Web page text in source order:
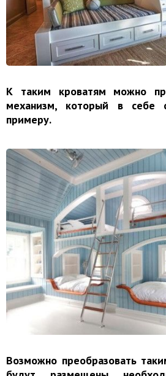
К таким кроватям можно
механизм, который в себе
примеру.
Возможно преобразовать